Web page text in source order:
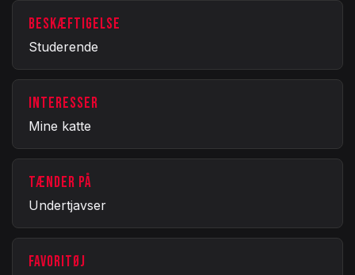
BESKÆFTIGELSE
Studerende
INTERESSER
Mine katte
TÆNDER PÅ
Undertjavser
FAVORITØJ